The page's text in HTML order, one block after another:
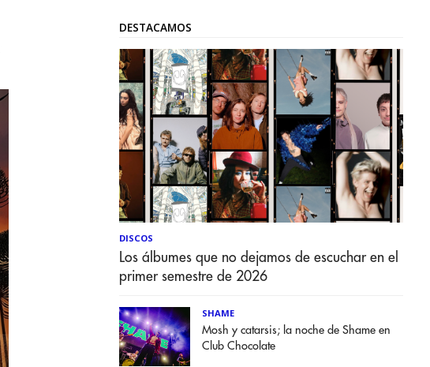
DESTACAMOS
DISCOS
Los álbumes que no dejamos de escuchar en el
primer semestre de 2026
SHAME
Mosh y catarsis; la noche de Shame en
Club Chocolate